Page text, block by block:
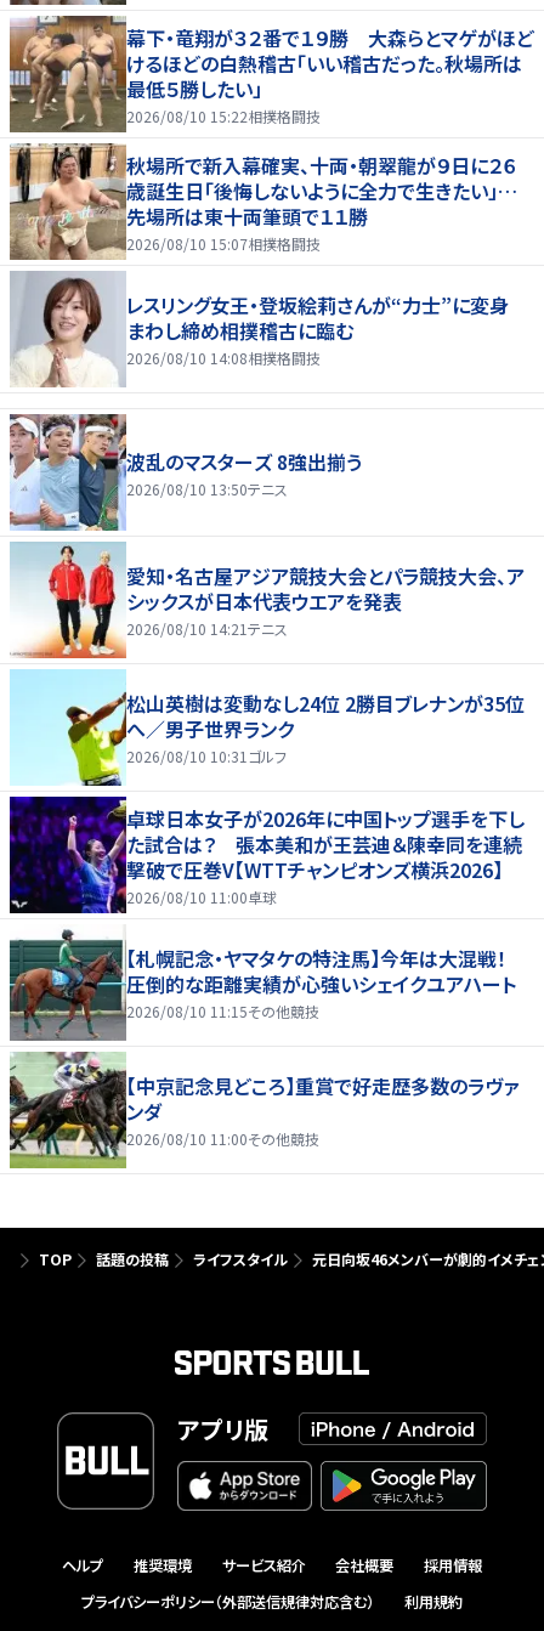
幕下・竜翔が３２番で１９勝 大森らとマゲがほど
けるほどの白熱稽古「いい稽古だった。秋場所は
最低５勝したい」
2026/08/10 15:22相撲格闘技
秋場所で新入幕確実、十両・朝翠龍が９日に２６
歳誕生日「後悔しないように全力で生きたい」…
先場所は東十両筆頭で１１勝
2026/08/10 15:07相撲格闘技
レスリング女王・登坂絵莉さんが“力士”に変身
まわし締め相撲稽古に臨む
2026/08/10 14:08相撲格闘技
波乱のマスターズ 8強出揃う
2026/08/10 13:50テニス
愛知・名古屋アジア競技大会とパラ競技大会、ア
シックスが日本代表ウエアを発表
2026/08/10 14:21テニス
松山英樹は変動なし24位 2勝目ブレナンが35位
へ／男子世界ランク
2026/08/10 10:31 ゴルフ
卓球日本女子が2026年に中国トップ選手を下し
た試合は？ 張本美和が王芸迪＆陳幸同を連続
撃破で圧巻V【WTTチャンピオンズ横浜2026】
2026/08/10 11:00卓球
【札幌記念・ヤマタケの特注馬】今年は大混戦！
圧倒的な距離実績が心強いシェイクユアハート
2026/08/10 11:15その他競技
【中京記念見どころ】重賞で好走歴多数のラヴァ
ンダ
2026/08/10 11:00その他競技
TOP 話題の投稿 ライフスタイル 元日向坂46メンバーが劇的イメチェ
アプリ版
ヘルプ 推奨環境 サービス紹介 会社概要
採用情報
プライバシーポリシー（外部送信規律対応含む）
利用規約